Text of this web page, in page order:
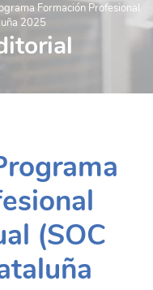
Formación Profesional
2025
(SOC